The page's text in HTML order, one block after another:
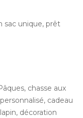
sac unique, prêt
chasse aux
cadeau
décoration